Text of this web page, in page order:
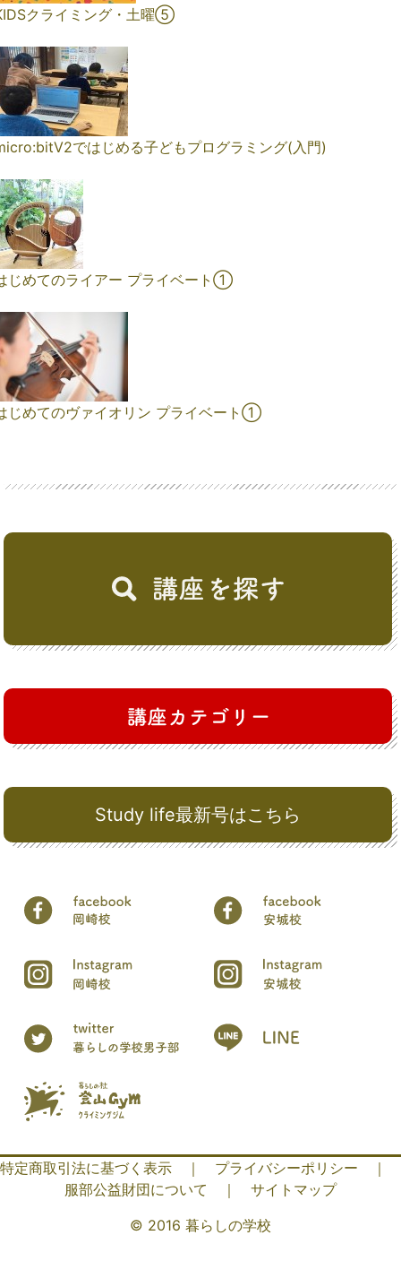
Study life最新号はこちら
クライミング・土曜⑤
ではじめる子どもプログラミング(入門)
じめてのライアー プライベート①
じめてのヴァイオリン プライベート①
特定商取引法に基づく表示 ｜ プライバシーポリシー
｜
服部公益財団について
｜
サイトマップ
© 2016 暮らしの学校